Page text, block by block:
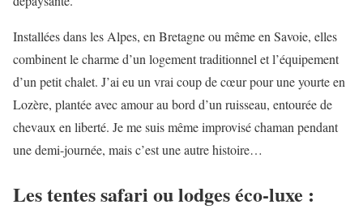
Installées dans les Alpes, en Bretagne ou même en Savoie, elles
combinent le charme d’un logement traditionnel et l’équipement
d’un petit chalet. J’ai eu un vrai coup de cœur pour une yourte en
Lozère, plantée avec amour au bord d’un ruisseau, entourée de
chevaux en liberté. Je me suis même improvisé chaman pendant
une demi-journée, mais c’est une autre histoire…
Les tentes safari ou lodges éco-luxe :